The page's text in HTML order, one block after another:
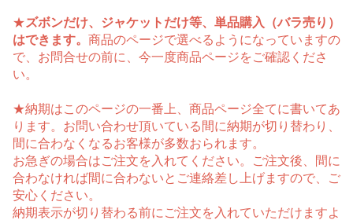
★ズボンだけ、ジャケットだけ等、単品購入（バラ売り）
はできます。 商品のページで選べるようになっていますの
で、お問合せの前に、今一度商品ページをご確認くださ
い。
★納期はこのページの一番上、商品ページ全てに書いてあ
ります。お問い合わせ頂いている間に納期が切り替わり、
間に合わなくなるお客様が多数おられます。
お急ぎの場合はご注文を入れてください。ご注文後、間に
合わなければ間に合わないとご連絡差し上げますので、ご
安心ください。
納期表示が切り替わる前にご注文を入れていただけますよ